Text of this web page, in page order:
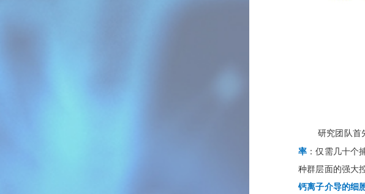
研究团队首
率 ：仅需几十个
种群层面的强大
钙离子介导的细